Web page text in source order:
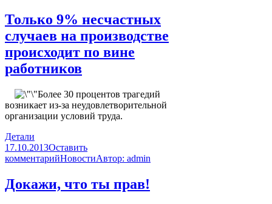
Только 9% несчастных
случаев на производстве
происходит по вине
работников
Более 30 процентов трагедий
возникает из-за неудовлетворительной
организации условий труда.
Детали
17.10.2013Оставить
комментарийНовостиАвтор: admin
Докажи, что ты прав!